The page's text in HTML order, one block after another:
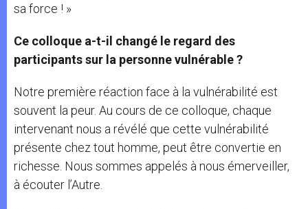
sa force ! »
Ce colloque a-t-il changé le regard des
participants sur la personne vulnérable ?
Notre première réaction face à la vulnérabilité est
souvent la peur. Au cours de ce colloque, chaque
intervenant nous a révélé que cette vulnérabilité
présente chez tout homme, peut être convertie en
richesse. Nous sommes appelés à nous émerveiller,
à écouter l’Autre.